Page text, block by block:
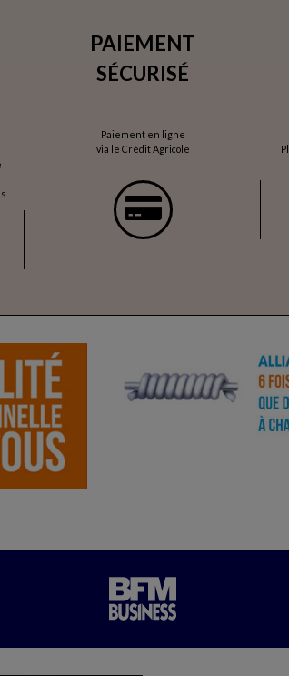
PAIEMENT
SÉCURISÉ
Paiement en ligne
via le Crédit Agricole